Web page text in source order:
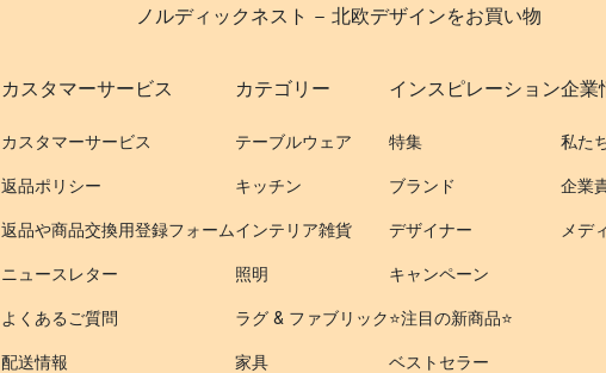
ノルディックネスト - 北欧デザインをお買い物
カスタマーサービス
カスタマーサービス
返品ポリシー
返品や商品交換用登録フォーム
ニュースレター
よくあるご質問
配送情報
カテゴリー
テーブルウェア
キッチン
インテリア雑貨
照明
ラグ & ファブリック
家具
インスピレーション
特集
ブランド
デザイナー
キャンペーン
⭐️注目の新商品⭐️
ベストセラー
企業
私た
企業
メデ